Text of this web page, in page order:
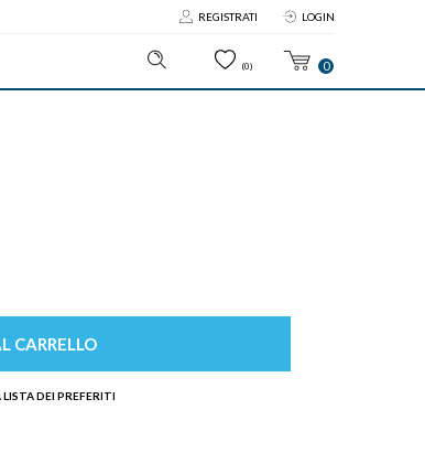
REGISTRATI LOGIN
(0) 0
CARRELLO
DEI PREFERITI